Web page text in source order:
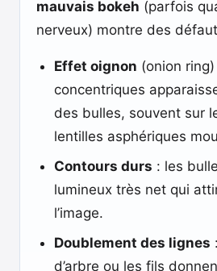
mauvais bokeh (parfois
nerveux) montre des
Effet oignon (onion
concentriques
des bulles, souvent sur
lentilles asphériques
Contours durs : les
lumineux très net qui
l’image.
Doublement des lignes
d’arbre ou les fils